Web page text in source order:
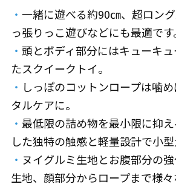
・ 一緒に遊べる約90㎝、超ロン
っ張りっこ遊びなどにも最適です
・ 頭とボディ部分にはキューキ
たスクイークトイ。
・ しっぽのコットンロープは噛
タルケアに。
・ 最低限の詰め物を最小限に抑
した独特の触感と軽量設計で小型
・ ヌイグルミ生地とお腹部分の
生地、顔部分からロープまで様